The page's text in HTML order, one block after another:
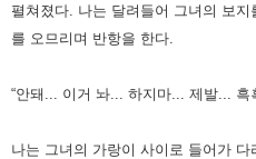
펼쳐졌다. 나는 달려들어 그녀의 보
를 오므리며 반항을 한다.
“안돼... 이거 놔... 하지마... 제발...
나는 그녀의 가랑이 사이로 들어가